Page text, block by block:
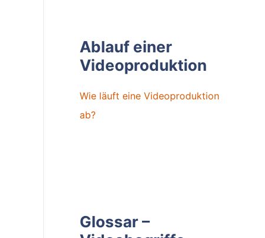
Ablauf einer
Videoproduktion
Wie läuft eine Videoproduktion
ab?
Glossar –